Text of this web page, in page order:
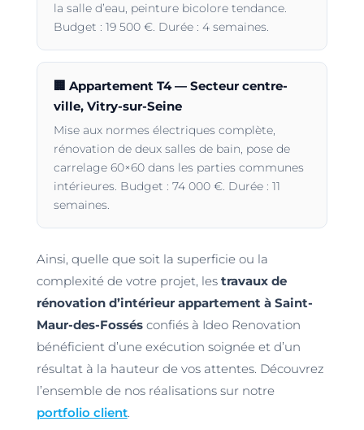
la salle d’eau, peinture bicolore tendance.
Budget : 19 500 €. Durée : 4 semaines.
🏢 Appartement T4 — Secteur centre-
ville, Vitry-sur-Seine
Mise aux normes électriques complète,
rénovation de deux salles de bain, pose de
carrelage 60×60 dans les parties communes
intérieures. Budget : 74 000 €. Durée : 11
semaines.
Ainsi, quelle que soit la superficie ou la
complexité de votre projet, les travaux de
rénovation d’intérieur appartement à Saint-
Maur-des-Fossésconfiés à Ideo Renovation
bénéficient d’une exécution soignée et d’un
résultat à la hauteur de vos attentes. Découvrez
l’ensemble de nos réalisations sur notre
portfolio client.